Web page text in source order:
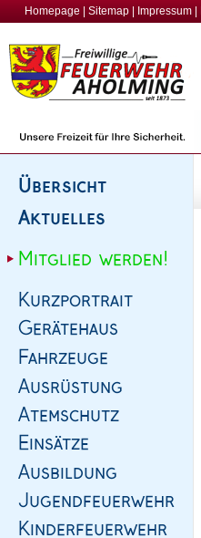
Homepage Sitemap Impressum